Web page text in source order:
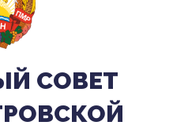
CОВЕТ